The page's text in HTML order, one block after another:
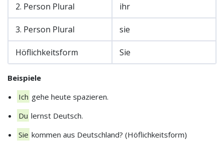
2. Person Plural ihr
3. Person Plural sie
Höflichkeitsform Sie
Beispiele
Ich gehe heute spazieren.
Du lernst Deutsch.
Sie kommen aus Deutschland? (Höflichkeitsform)